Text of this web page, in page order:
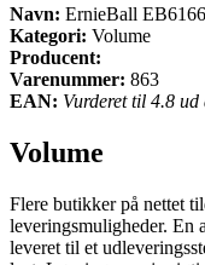
Navn: ErnieBall
Kategori: Volume
Producent:
Varenummer: 863
EAN: Vurderet til 4.8 ud
Volume
Flere butikker på nettet
leveringsmuligheder. En
leveret til et